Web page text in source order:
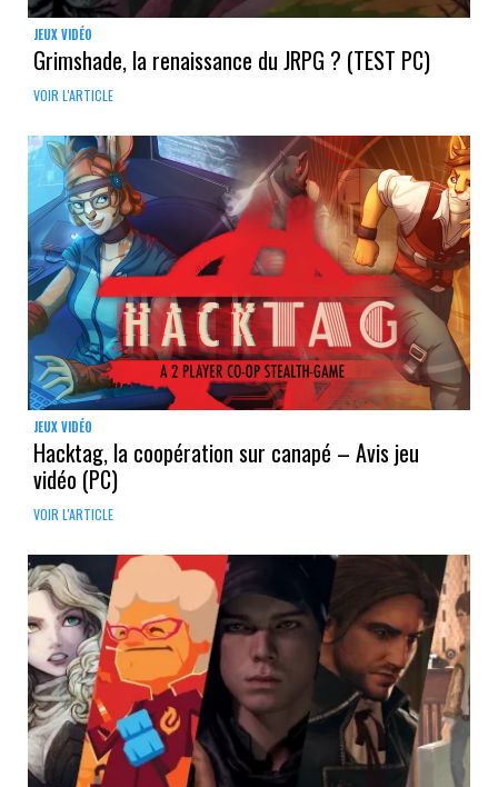
JEUX VIDÉO
Grimshade, la renaissance du JRPG ? (TEST PC)
VOIR L'ARTICLE
JEUX VIDÉO
Hacktag, la coopération sur canapé – Avis jeu
vidéo (PC)
VOIR L'ARTICLE